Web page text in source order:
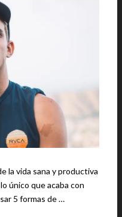
la vida sana y productiva
único que acaba con
nuestra energía. Te puede interesar 5 formas de …